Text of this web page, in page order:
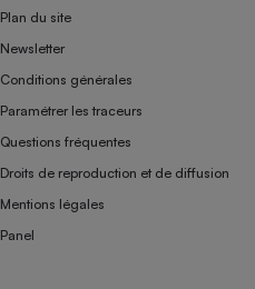
Plan du site
Newsletter
Conditions générales
Paramétrer les traceurs
Questions fréquentes
Droits de reproduction et de diffusion
Mentions légales
Panel